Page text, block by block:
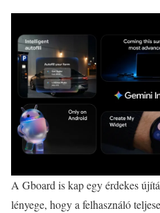
A Gboard is kap egy érdekes
lényege, hogy a felhasználó